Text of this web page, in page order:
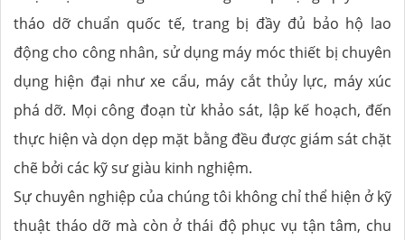
tháo dỡ chuẩn quốc tế, trang bị đầy đủ bảo hộ lao
động cho công nhân, sử dụng máy móc thiết bị chuyên
dụng hiện đại như xe cẩu, máy cắt thủy lực, máy xúc
phá dỡ. Mọi công đoạn từ khảo sát, lập kế hoạch, đến
thực hiện và dọn dẹp mặt bằng đều được giám sát chặt
chẽ bởi các kỹ sư giàu kinh nghiệm.
Sự chuyên nghiệp của chúng tôi không chỉ thể hiện ở kỹ
thuật tháo dỡ mà còn ở thái độ phục vụ tận tâm, chu